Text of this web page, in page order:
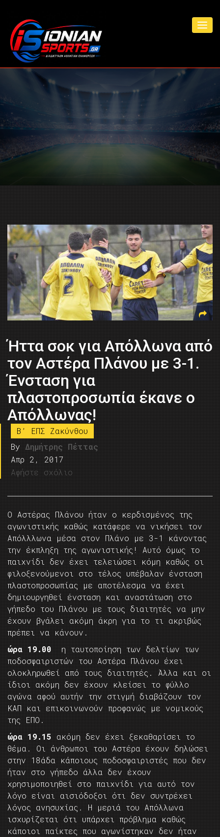
Ήττα σοκ για Απόλλωνα από
τον Αστέρα Πλάνου με 3-1.
Ένσταση για
πλαστοπροσωπία έκανε ο
Απόλλωνας!
B’ ΕΠΣ Ζακύνθου
By Δημήτρης Πέττας
Απρ 2, 2017
Αφήστε σχόλιο
Ο Αστέρας Πλάνου ήταν ο κερδισμένος της
αγωνιστικής καθώς κατάφερε να νικήσει τον
Απόλλλωνα μέσα στον Πλάνο με 3-1 κάνοντας
την έκπληξη της αγωνιστικής! Αυτό όμως το
παιχνίδι δεν έχει τελειώσει κόμη καθώς οι
φιλοξενούμενοι στο τέλος υπέβαλαν ένσταση
πλαστοπροσωπίας με αποτέλεσμα να έχει
δημιουργηθεί ένσταση και αναστάτωση στο
γήπεδο του Πλάνου με τους διαιτητές να μην
έχουν βγάλει ακόμη άκρη για το τι ακριβώς
πρέπει να κάνουν.
ώρα 19.00 η ταυτοποίηση των δελτίων των
ποδοσφαιριστών του Αστέρα Πλάνου έχει
ολοκληρωθεί από τους διαιτητές. Άλλα και οι
ίδιοι ακόμη δεν έχουν κλείσει το φύλλο
αγώνα αφού αυτήν την στιγμή διαβάζουν τον
ΚΑΠ και επικοινωνούν προφανώς με νομικούς
της ΕΠΟ.
ώρα 19.15 ακόμη δεν έχει ξεκαθαρίσει το
θέμα. Οι άνθρωποι του Αστέρα έχουν δηλώσει
στην 18άδα κάποιους ποδοσφαιριστές που δεν
ήταν στο γήπεδο άλλα δεν έχουν
χρησιμοποιηθεί στο παιχνίδι για αυτό τον
λόγο είναι αισιόδοξοι ότι δεν συντρέχει
λόγος ανησυχίας. Η μεριά του Απόλλωνα
ισχυρίζεται ότι υπάρχει πρόβλημα καθώς
κάποιοι παίκτες που αγωνίστηκαν δεν ήταν